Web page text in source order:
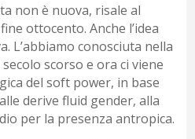
non è nuova, risale al
ottocento. Anche l’idea
L’abbiamo conosciuta nella
scorso e ora ci viene
del soft power, in base
derive fluid gender, alla
per la presenza antropica.